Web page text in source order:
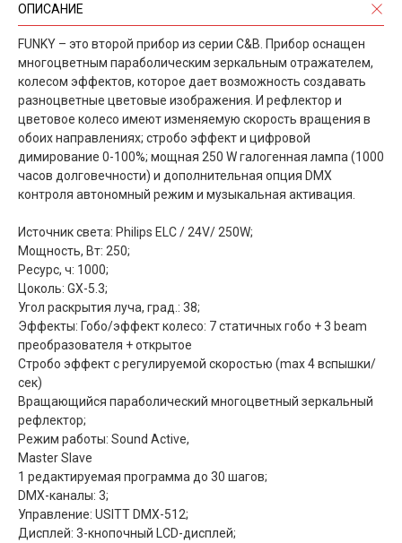
ОПИСАНИЕ
FUNKY – это второй прибор из серии C&B. Прибор оснащен
многоцветным параболическим зеркальным отражателем,
колесом эффектов, которое дает возможность создавать
разноцветные цветовые изображения. И рефлектор и
цветовое колесо имеют изменяемую скорость вращения в
обоих направлениях; стробо эффект и цифровой
димирование 0-100%; мощная 250 W галогенная лампа (1000
часов долговечности) и дополнительная опция DMX
контроля автономный режим и музыкальная активация.
Источник света: Philips ELC / 24V/ 250W;
Мощность, Вт: 250;
Ресурс, ч: 1000;
Цоколь: GX-5.3;
Угол раскрытия луча, град.: 38;
Эффекты: Гобо/эффект колесо: 7 статичных гобо + 3 beam
преобразователя + открытое
Стробо эффект с регулируемой скоростью (max 4 вспышки/
сек)
Вращающийся параболический многоцветный зеркальный
рефлектор;
Режим работы: Sound Active,
Master Slave
1 редактируемая программа до 30 шагов;
DMX-каналы: 3;
Управление: USITT DMX-512;
Дисплей: 3-кнопочный LCD-дисплей;